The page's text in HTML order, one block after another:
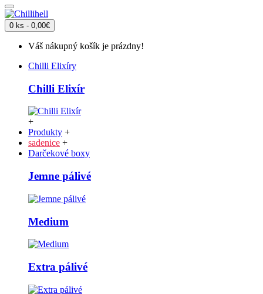
0 ks - 0,00€
Váš nákupný košík je prázdny!
Chilli Elixíry
Chilli Elixír
+
Produkty +
sadenice +
Darčekové boxy
Jemne pálivé
Medium
Extra pálivé